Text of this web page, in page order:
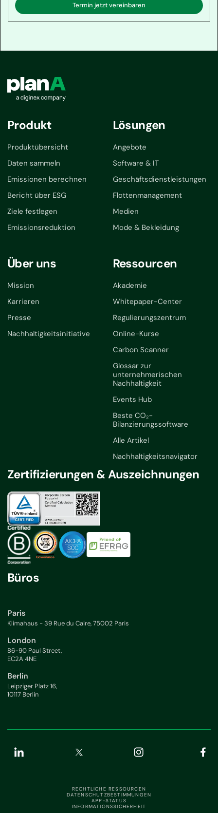
Termin jetzt vereinbaren
Produkt
Produktübersicht
Daten sammeln
Emissionen berechnen
Bericht über ESG
Ziele festlegen
Emissionsreduktion
Lösungen
Angebote
Software & IT
Geschäftsdienstleistungen
Flottenmanagement
Medien
Mode & Bekleidung
Über uns
Mission
Karrieren
Presse
Nachhaltigkeitsinitiative
Ressourcen
Akademie
Whitepaper-Center
Regulierungszentrum
Online-Kurse
Carbon Scanner
Glossar zur
unternehmerischen
Nachhaltigkeit
Events Hub
Beste CO₂-
Bilanzierungssoftware
Alle Artikel
Nachhaltigkeitsnavigator
Zertifizierungen & Auszeichnungen
Büros
Paris
Klimahaus - 39 Rue du Caire, 75002 Paris
London
86-90 Paul Street,
EC2A 4NE
Berlin
Leipziger Platz 16,
10117 Berlin
RECHTLICHE RESSOURCEN
DATENSCHUTZBESTIMMUNGEN
APP-STATUS
INFORMATIONSSICHERHEIT